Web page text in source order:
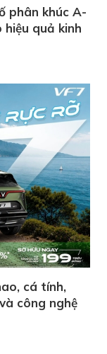
phân khúc A-
quả kinh
cá tính,
công nghệ